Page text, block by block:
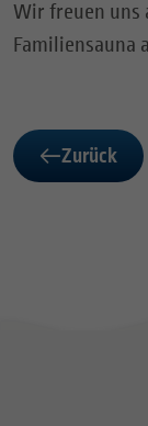
Wir freuen uns
Familiensauna
Zurück